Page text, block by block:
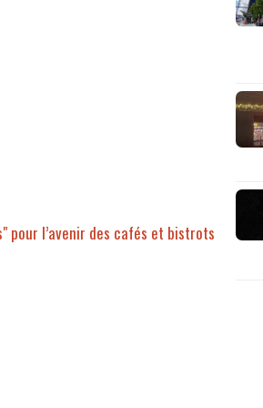
pour l’avenir des cafés et bistrots